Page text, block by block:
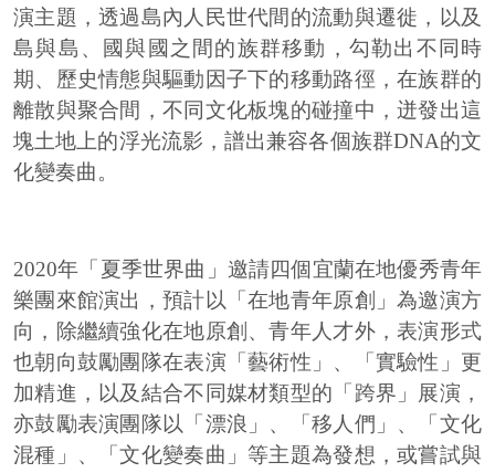
演主題，透過島內人民世代間的流動與遷徙，以及
島與島、國與國之間的族群移動，勾勒出不同時
期、歷史情態與驅動因子下的移動路徑，在族群的
離散與聚合間，不同文化板塊的碰撞中，迸發出這
塊土地上的浮光流影，譜出兼容各個族群DNA的文
化變奏曲。
2020年「夏季世界曲」邀請四個宜蘭在地優秀青年
樂團來館演出，預計以「在地青年原創」為邀演方
向，除繼續強化在地原創、青年人才外，表演形式
也朝向鼓勵團隊在表演「藝術性」、「實驗性」更
加精進，以及結合不同媒材類型的「跨界」展演，
亦鼓勵表演團隊以「漂浪」、「移人們」、「文化
混種」、「文化變奏曲」等主題為發想，或嘗試與